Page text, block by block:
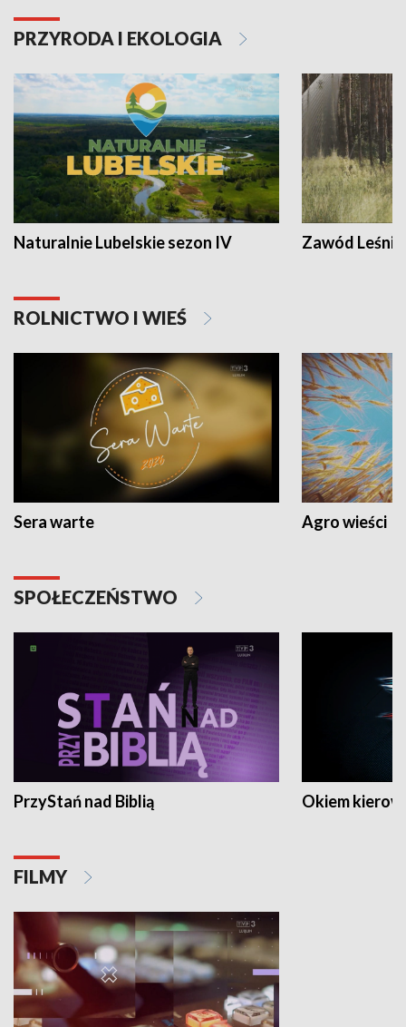
PRZYRODA I EKOLOGIA
Naturalnie Lubelskie sezon IV Zawód Leśnik
ROLNICTWO I WIEŚ
Sera warte Agro wieści
SPOŁECZEŃSTWO
PrzyStań nad Biblią Okiem
FILMY